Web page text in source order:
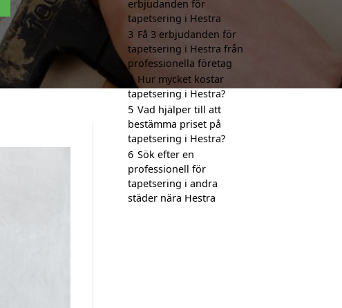
erbjudanden för
tapetsering i Hestra
3 Få 3 erbjudanden för
tapetsering i Hestra från
professionella företag
4 Hur mycket kostar
tapetsering i Hestra?
5 Vad hjälper till att
bestämma priset på
tapetsering i Hestra?
6 Sök efter en
professionell för
tapetsering i andra
städer nära Hestra